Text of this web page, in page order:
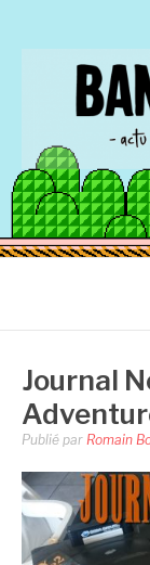
BAND
Actu Geek d'hier et
Journal
Publié par Romain